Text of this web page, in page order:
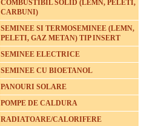
COMBUSTIBIL SOLID (LEMN, PELETI,
CARBUNI)
SEMINEE SI TERMOSEMINEE (LEMN,
PELETI, GAZ METAN) TIP INSERT
SEMINEE ELECTRICE
SEMINEE CU BIOETANOL
PANOURI SOLARE
POMPE DE CALDURA
RADIATOARE/CALORIFERE